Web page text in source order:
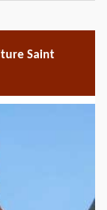
Saint